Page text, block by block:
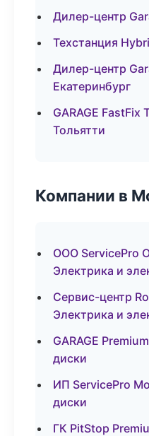
Дилер-центр
Техстанция
Дилер-центр
Екатеринбург
GARAGE
Тольятти
Компании в
ООО ServicePro
Электрика и
Сервис-центр
Электрика и
GARAGE
диски
ИП ServicePro
диски
ГК PitStop